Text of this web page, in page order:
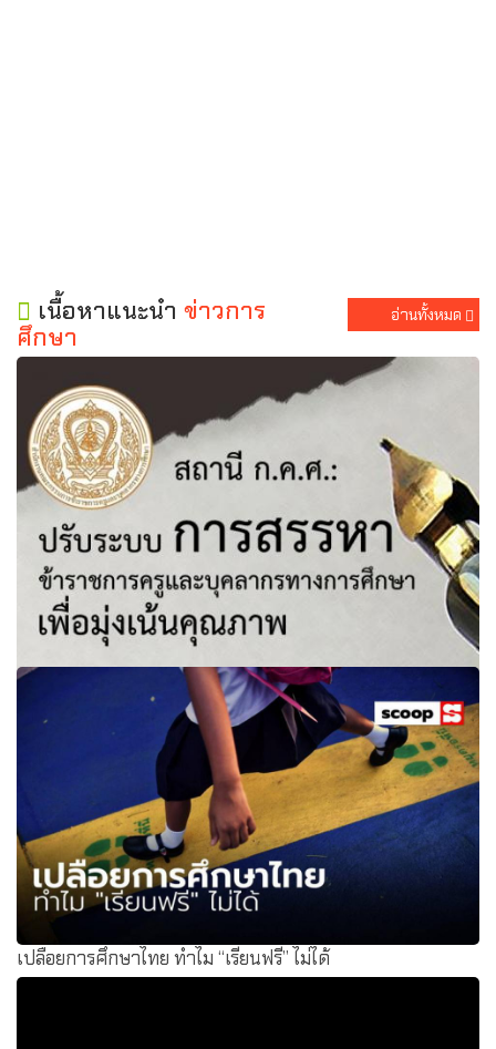
เนื้อหาแนะนำ ข่าวการ
ศึกษา
อ่านทั้งหมด
สถานี ก.ค.ศ.: ปรับระบบการสรรหาข้าราชการครูและบุคลากร
ทางการศึกษา เพื่อมุ่งเน้นคุณภาพ
เปลือยการศึกษาไทย ทำไม “เรียนฟรี” ไม่ได้